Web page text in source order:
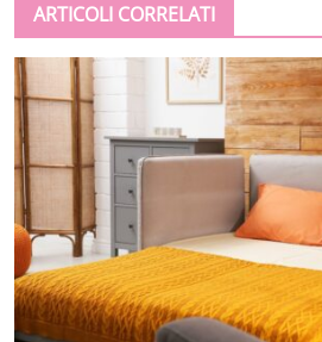
ARTICOLI CORRELATI